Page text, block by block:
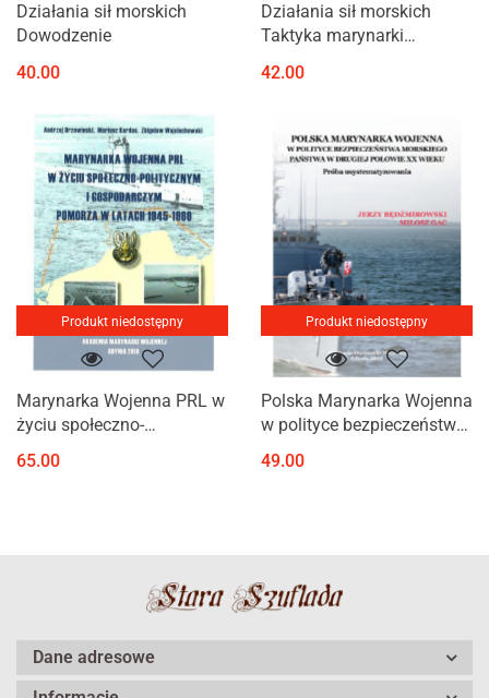
Działania sił morskich
Dowodzenie
40.00
Działania sił morskich
Taktyka marynarki
42.00
Produkt niedostępny
Marynarka Wojenna PRL w
życiu społeczno-
gospodarczym Pomorza w
65.00
Produkt niedostępny
Polska Marynarka Wojenna
w polityce bezpieczeństwa
drugiej połowie XX wieku.
49.00
Dane adresowe